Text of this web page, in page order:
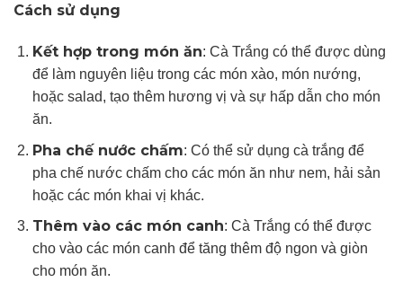
Cách sử dụng
Kết hợp trong món ăn: Cà Trắng có thể được dùng
để làm nguyên liệu trong các món xào, món nướng,
hoặc salad, tạo thêm hương vị và sự hấp dẫn cho món
ăn.
Pha chế nước chấm: Có thể sử dụng cà trắng để
pha chế nước chấm cho các món ăn như nem, hải sản
hoặc các món khai vị khác.
Thêm vào các món canh: Cà Trắng có thể được
cho vào các món canh để tăng thêm độ ngon và giòn
cho món ăn.